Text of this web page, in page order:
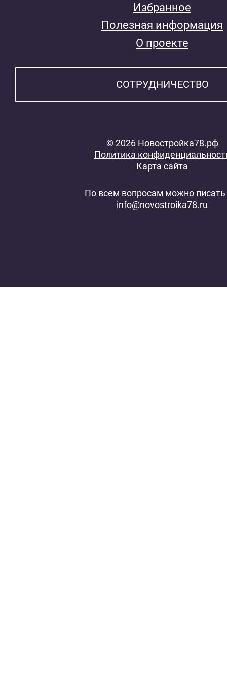
Избранное
Полезная информация
О проекте
СОТРУДНИЧЕСТВО
© 2026 Новостройка78.рф
Политика
Карта сайта
По всем вопросам можно писать
info@novostroika78.ru